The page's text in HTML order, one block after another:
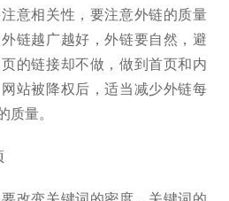
意相关性，要注意外链的质量
链越广越好，外链要自然，避
的链接却不做，做到首页和内
站被降权后，适当减少外链每
量。